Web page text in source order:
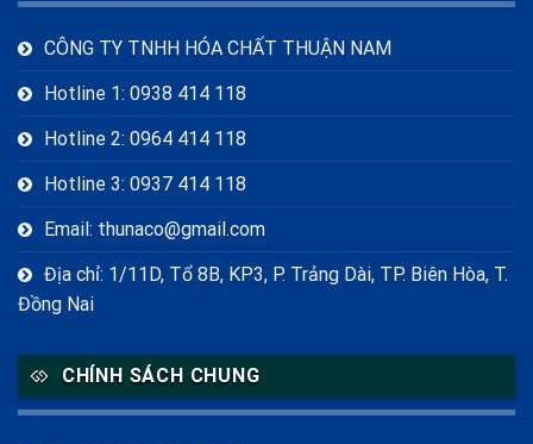
CÔNG TY TNHH HÓA CHẤT THUẬN NAM
Hotline 1: 0938 414 118
Hotline 2: 0964 414 118
Hotline 3: 0937 414 118
Email: thunaco@gmail.com
Địa chỉ: 1/11D, Tổ 8B, KP3, P. Trảng Dài, TP. Biên Hòa, T.
Đồng Nai
CHÍNH SÁCH CHUNG